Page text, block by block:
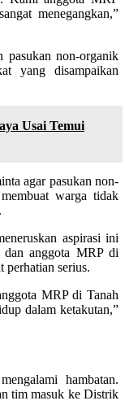
menegangkan,”
pasukan non-organik
yang disampaikan
Usai Temui
agar pasukan non-
warga tidak
aspirasi ini
dan anggota MRP di
perhatian serius.
MRP di Tanah
dalam ketakutan,”
hambatan.
tim masuk ke Distrik